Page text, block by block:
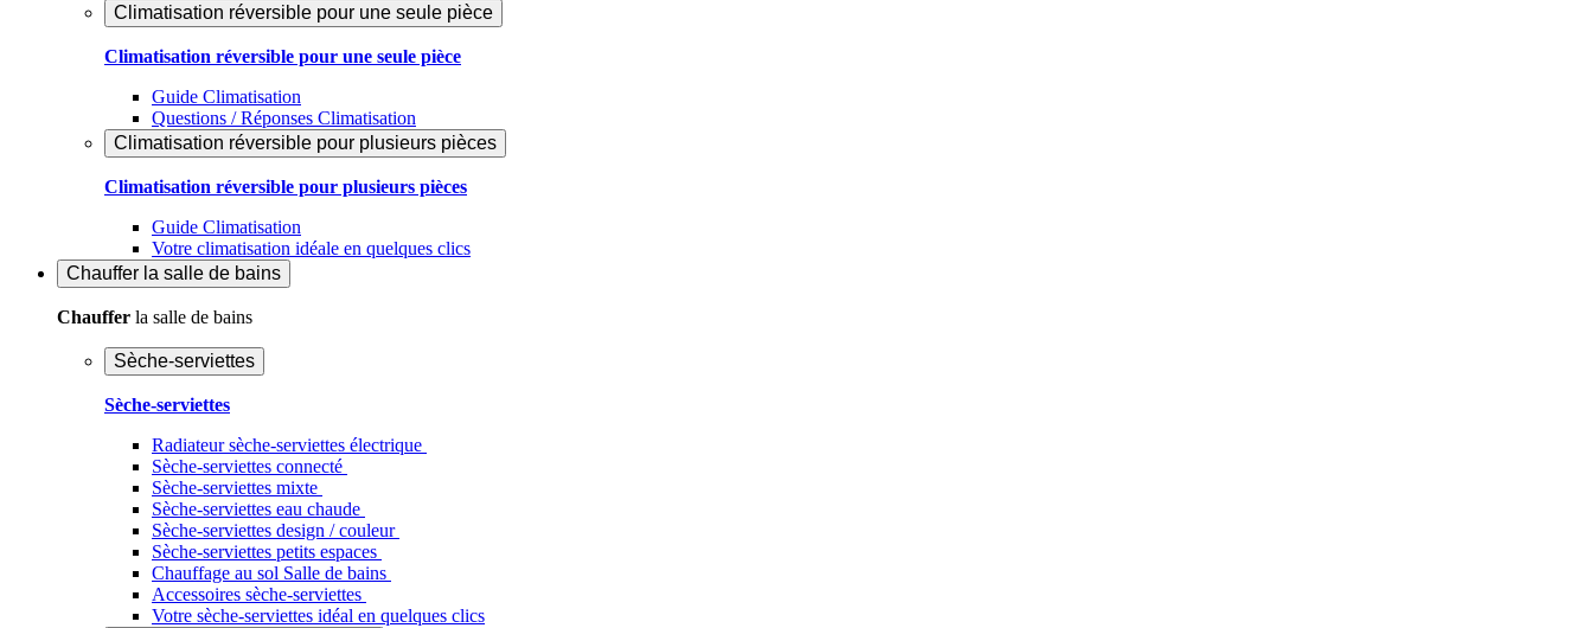
Climatisation réversible pour une seule pièce
Climatisation réversible pour une seule pièce
Guide Climatisation
Questions / Réponses Climatisation
Climatisation réversible pour plusieurs pièces
Climatisation réversible pour plusieurs pièces
Guide Climatisation
Votre climatisation idéale en quelques clics
Chauffer la salle de bains
Chauffer la salle de bains
Sèche-serviettes
Sèche-serviettes
Radiateur sèche-serviettes électrique
Sèche-serviettes connecté
Sèche-serviettes mixte
Sèche-serviettes eau chaude
Sèche-serviettes design / couleur
Sèche-serviettes petits espaces
Chauffage au sol Salle de bains
Accessoires sèche-serviettes
Votre sèche-serviettes idéal en quelques clics